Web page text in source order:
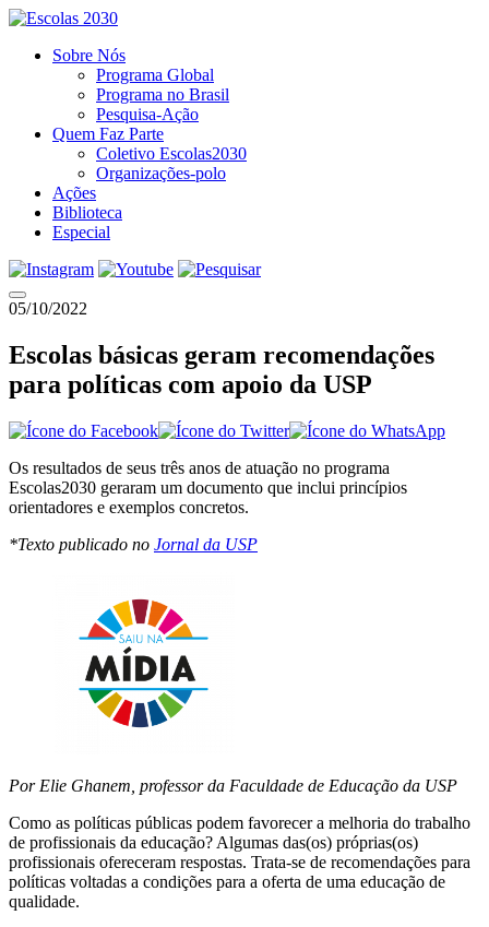
Sobre Nós
Programa Global
Programa no Brasil
Pesquisa-Ação
Quem Faz Parte
Coletivo Escolas2030
Organizações-polo
Ações
Biblioteca
Especial
05/10/2022
Escolas básicas geram recomendações
para políticas com apoio da USP
Os resultados de seus três anos de atuação no programa
Escolas2030 geraram um documento que inclui princípios
orientadores e exemplos concretos.
*Texto publicado no Jornal da USP
Por Elie Ghanem, professor da Faculdade de Educação da USP
Como as políticas públicas podem favorecer a melhoria do trabalho
de profissionais da educação? Algumas das(os) próprias(os)
profissionais ofereceram respostas. Trata-se de recomendações para
políticas voltadas a condições para a oferta de uma educação de
qualidade.